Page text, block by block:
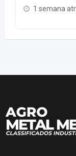
1 semana